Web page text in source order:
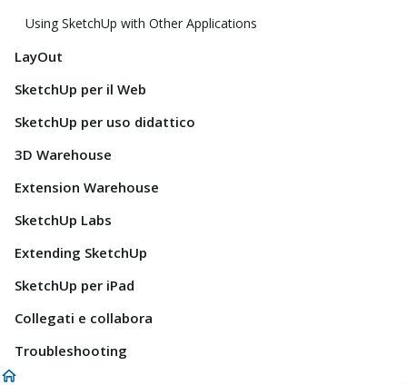
Using SketchUp with Other Applications
LayOut
SketchUp per il Web
SketchUp per uso didattico
3D Warehouse
Extension Warehouse
SketchUp Labs
Extending SketchUp
SketchUp per iPad
Collegati e collabora
Troubleshooting